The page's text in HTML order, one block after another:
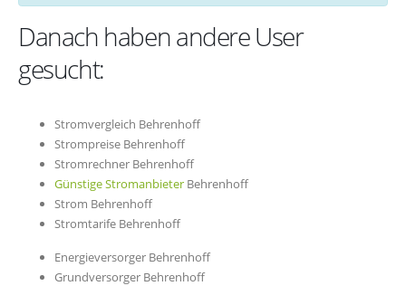
Danach haben andere User
gesucht:
Stromvergleich Behrenhoff
Strompreise Behrenhoff
Stromrechner Behrenhoff
Günstige Stromanbieter Behrenhoff
Strom Behrenhoff
Stromtarife Behrenhoff
Energieversorger Behrenhoff
Grundversorger Behrenhoff